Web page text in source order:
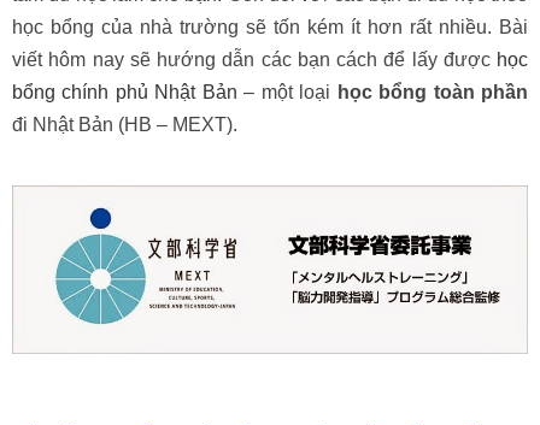
học bổng của nhà trường sẽ tốn kém ít hơn rất nhiều. Bài
viết hôm nay sẽ hướng dẫn các bạn cách để lấy được học
bổng chính phủ Nhật Bản – một loại học bổng toàn phần
đi Nhật Bản (HB – MEXT).